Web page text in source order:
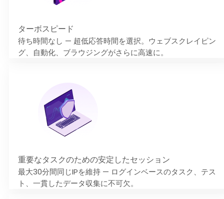
ターボスピード
待ち時間なし — 超低応答時間を選択。ウェブスクレイピン
グ、自動化、ブラウジングがさらに高速に。
重要なタスクのための安定したセッション
最大30分間同じIPを維持 — ログインベースのタスク、テス
ト、一貫したデータ収集に不可欠。